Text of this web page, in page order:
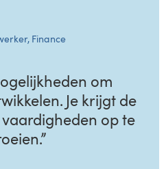
Finance
om
Je krijgt de
op te